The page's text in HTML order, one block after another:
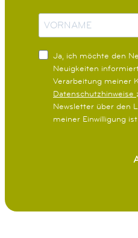
N
m
e
Ja, ich möchte den
Neuigkeiten
Verarbeitung meiner
Datenschutzhinweise
Newsletter über den
meiner Einwilligung